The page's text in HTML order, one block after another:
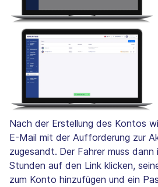
Nach der Erstellung des Kontos
E-Mail mit der Aufforderung zur
zugesandt. Der Fahrer muss dann
Stunden auf den Link klicken,
zum Konto hinzufügen und ein